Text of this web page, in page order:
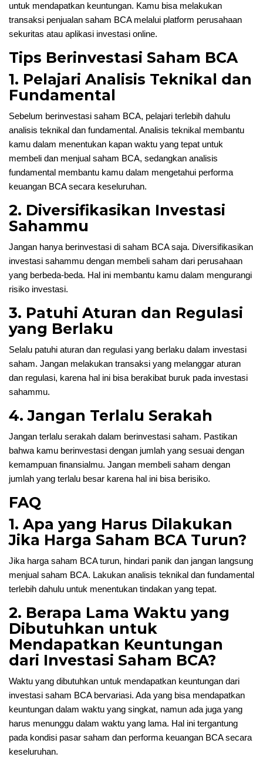
untuk mendapatkan keuntungan. Kamu bisa melakukan
transaksi penjualan saham BCA melalui platform perusahaan
sekuritas atau aplikasi investasi online.
Tips Berinvestasi Saham BCA
1. Pelajari Analisis Teknikal dan
Fundamental
Sebelum berinvestasi saham BCA, pelajari terlebih dahulu
analisis teknikal dan fundamental. Analisis teknikal membantu
kamu dalam menentukan kapan waktu yang tepat untuk
membeli dan menjual saham BCA, sedangkan analisis
fundamental membantu kamu dalam mengetahui performa
keuangan BCA secara keseluruhan.
2. Diversifikasikan Investasi
Sahammu
Jangan hanya berinvestasi di saham BCA saja. Diversifikasikan
investasi sahammu dengan membeli saham dari perusahaan
yang berbeda-beda. Hal ini membantu kamu dalam mengurangi
risiko investasi.
3. Patuhi Aturan dan Regulasi
yang Berlaku
Selalu patuhi aturan dan regulasi yang berlaku dalam investasi
saham. Jangan melakukan transaksi yang melanggar aturan
dan regulasi, karena hal ini bisa berakibat buruk pada investasi
sahammu.
4. Jangan Terlalu Serakah
Jangan terlalu serakah dalam berinvestasi saham. Pastikan
bahwa kamu berinvestasi dengan jumlah yang sesuai dengan
kemampuan finansialmu. Jangan membeli saham dengan
jumlah yang terlalu besar karena hal ini bisa berisiko.
FAQ
1. Apa yang Harus Dilakukan
Jika Harga Saham BCA Turun?
Jika harga saham BCA turun, hindari panik dan jangan langsung
menjual saham BCA. Lakukan analisis teknikal dan fundamental
terlebih dahulu untuk menentukan tindakan yang tepat.
2. Berapa Lama Waktu yang
Dibutuhkan untuk
Mendapatkan Keuntungan
dari Investasi Saham BCA?
Waktu yang dibutuhkan untuk mendapatkan keuntungan dari
investasi saham BCA bervariasi. Ada yang bisa mendapatkan
keuntungan dalam waktu yang singkat, namun ada juga yang
harus menunggu dalam waktu yang lama. Hal ini tergantung
pada kondisi pasar saham dan performa keuangan BCA secara
keseluruhan.